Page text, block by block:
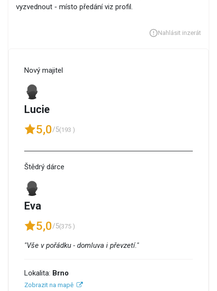
vyzvednout - místo předání viz profil.
Nahlásit inzerát
Nový majitel
Lucie
5,0/5(193 )
Štědrý dárce
Eva
5,0/5(375 )
"Vše v pořádku - domluva i převzetí."
Lokalita: Brno
Zobrazit na mapě